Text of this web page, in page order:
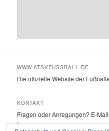
WWW.ATSVFUSSBALL.DE
Die offizielle Website der
KONTAKT
Fragen oder Anregungen? E-
Impressum